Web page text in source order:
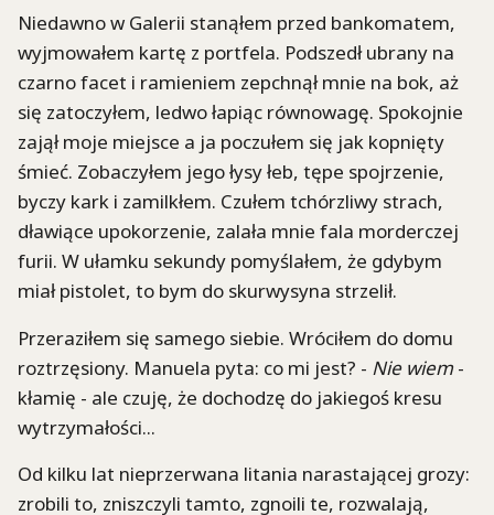
Niedawno w Galerii stanąłem przed bankomatem,
wyjmowałem kartę z portfela. Podszedł ubrany na
czarno facet i ramieniem zepchnął mnie na bok, aż
się zatoczyłem, ledwo łapiąc równowagę. Spokojnie
zajął moje miejsce a ja poczułem się jak kopnięty
śmieć. Zobaczyłem jego łysy łeb, tępe spojrzenie,
byczy kark i zamilkłem. Czułem tchórzliwy strach,
dławiące upokorzenie, zalała mnie fala morderczej
furii. W ułamku sekundy pomyślałem, że gdybym
miał pistolet, to bym do skurwysyna strzelił.
Przeraziłem się samego siebie. Wróciłem do domu
roztrzęsiony. Manuela pyta: co mi jest? - Nie wiem-
kłamię - ale czuję, że dochodzę do jakiegoś kresu
wytrzymałości...
Od kilku lat nieprzerwana litania narastającej grozy:
zrobili to, zniszczyli tamto, zgnoili te, rozwalają,